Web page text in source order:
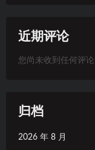
近期评论
您尚未收到任何评论
归档
2026 年 8 月